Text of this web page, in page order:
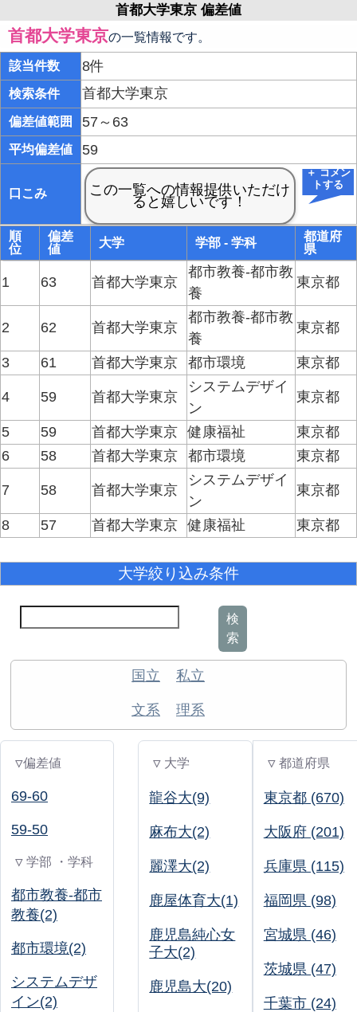
首都大学東京 偏差値
首都大学東京の一覧情報です。
該当件数 8件
検索条件 首都大学東京
偏差値範囲 57～63
平均偏差値 59
口こみ
＋ コメン
トする
順
位
偏差
値
大学 学部 - 学科
都道府
県
1 63 首都大学東京
都市教養-都市教
養
東京都
2 62 首都大学東京
都市教養-都市教
養
東京都
3 61 首都大学東京 都市環境 東京都
4 59 首都大学東京
システムデザイ
ン
東京都
5 59 首都大学東京 健康福祉
東京都
6
58 首都大学東京 都市環境 東京都
7 58 首都大学東京
システムデザイ
ン
東京都
8 57 首都大学東京 健康福祉 東京都
大学絞り込み条件
検
索
国立 私立
文系 理系
▽偏差値
69-60
59-50
▽ 学部 ・学科
都市教養-都市
教養(2)
都市環境(2)
システムデザ
イン(2)
▽ 大学
龍谷大(9)
麻布大(2)
麗澤大(2)
鹿屋体育大(1)
鹿児島純心女
子大(2)
鹿児島大(20)
▽ 都道府県
東京都 (670)
大阪府 (201)
兵庫県 (115)
福岡県 (98)
宮城県 (46)
茨城県 (47)
千葉市 (24)